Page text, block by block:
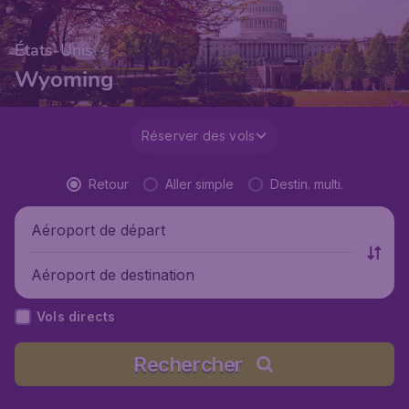
États-Unis
Wyoming
Réserver des vols
Retour Aller simple Destin. multi.
Aéroport de départ
Aéroport de destination
Vols directs
Rechercher